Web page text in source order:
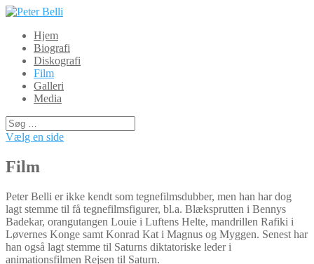
Hjem
Biografi
Diskografi
Film
Galleri
Media
Vælg en side
Film
Peter Belli er ikke kendt som tegnefilmsdubber, men han har dog
lagt stemme til få tegnefilmsfigurer, bl.a. Blæksprutten i Bennys
Badekar, orangutangen Louie i Luftens Helte, mandrillen Rafiki i
Løvernes Konge samt Konrad Kat i Magnus og Myggen. Senest har
han også lagt stemme til Saturns diktatoriske leder i
animationsfilmen Rejsen til Saturn.